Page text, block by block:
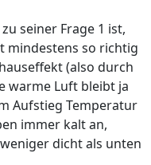
seiner Frage 1 ist,
mindestens so richtig
(also durch
warme Luft bleibt ja
Aufstieg Temperatur
immer kalt an,
dicht als unten